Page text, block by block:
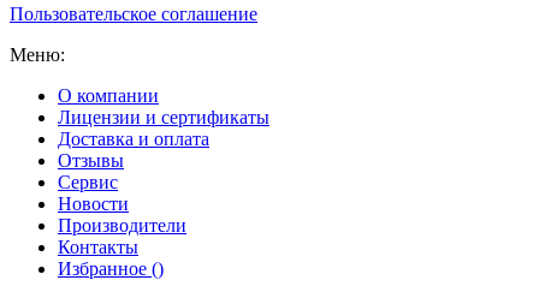
Пользовательское соглашение
Меню:
О компании
Лицензии и сертификаты
Доставка и оплата
Отзывы
Сервис
Новости
Производители
Контакты
Избранное ()